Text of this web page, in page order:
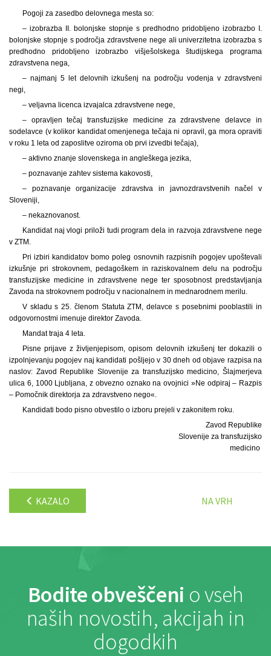
Pogoji za zasedbo delovnega mesta so:
– izobrazba II. bolonjske stopnje s predhodno pridobljeno izobrazbo I.
bolonjske stopnje s področja zdravstvene nege ali univerzitetna izobrazba s
predhodno pridobljeno izobrazbo višješolskega študijskega programa
zdravstvena nega,
– najmanj 5 let delovnih izkušenj na področju vodenja v zdravstveni
negi,
– veljavna licenca izvajalca zdravstvene nege,
– opravljen tečaj transfuzijske medicine za zdravstvene delavce in
sodelavce (v kolikor kandidat omenjenega tečaja ni opravil, ga mora opraviti
v roku 1 leta od zaposlitve oziroma ob prvi izvedbi tečaja),
– aktivno znanje slovenskega in angleškega jezika,
– poznavanje zahtev sistema kakovosti,
– poznavanje organizacije zdravstva in javnozdravstvenih načel v
Sloveniji,
– nekaznovanost.
Kandidat naj vlogi priloži tudi program dela in razvoja zdravstvene nege
v ZTM.
Pri izbiri kandidatov bomo poleg osnovnih razpisnih pogojev upoštevali
izkušnje pri strokovnem, pedagoškem in raziskovalnem delu na področju
transfuzijske medicine in zdravstvene nege ter sposobnost predstavljanja
Zavoda na strokovnem področju v nacionalnem in mednarodnem merilu.
V skladu s 25. členom Statuta ZTM, delavce s posebnimi pooblastili in
odgovornostmi imenuje direktor Zavoda.
Mandat traja 4 leta.
Pisne prijave z življenjepisom, opisom delovnih izkušenj ter dokazili o
izpolnjevanju pogojev naj kandidati pošljejo v 30 dneh od objave razpisa na
naslov: Zavod Republike Slovenije za transfuzijsko medicino, Šlajmerjeva
ulica 6, 1000 Ljubljana, z obvezno oznako na ovojnici »Ne odpiraj – Razpis
– Pomočnik direktorja za zdravstveno nego«.
Kandidati bodo pisno obvestilo o izboru prejeli v zakonitem roku.
Zavod Republike
Slovenije za transfuzijsko
medicino
KAZALO NA VRH
Bodite obveščeni o vseh
naših novostih, akcijah in
dogodkih